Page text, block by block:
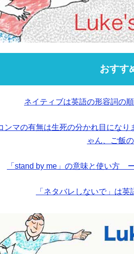
おすす
ネイティブは英語の形容詞の
ンマの有無は生死の分かれ目にな
ゃん、ご飯
「stand by me」の意味と使い方
「ネタバレしないで」は